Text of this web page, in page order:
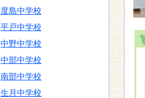
度島中学校
平戸中学校
中野中学校
中部中学校
南部中学校
生月中学校